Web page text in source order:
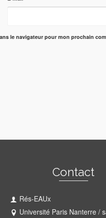
le navigateur pour mon prochain
Contact
Rés-EAUx
Université Paris Nanterre /